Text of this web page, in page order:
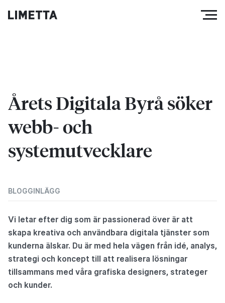
Årets Digitala Byrå söker
webb- och
systemutvecklare
BLOGGINLÄGG
Vi letar efter dig som är passionerad över är att
skapa kreativa och användbara digitala tjänster som
kunderna älskar. Du är med hela vägen från idé, analys,
strategi och koncept till att realisera lösningar
tillsammans med våra grafiska designers, strateger
och kunder.